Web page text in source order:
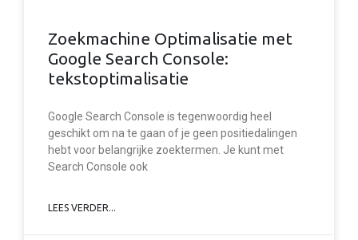
Zoekmachine Optimalisatie met
Google Search Console:
tekstoptimalisatie
Google Search Console is tegenwoordig heel
geschikt om na te gaan of je geen positiedalingen
hebt voor belangrijke zoektermen. Je kunt met
Search Console ook
LEES VERDER...